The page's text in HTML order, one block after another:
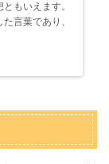
もいえます。
言葉であり、